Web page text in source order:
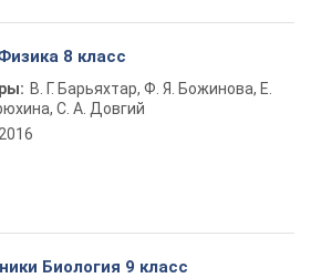
8 класс
В. Г. Барьяхтар, Ф. Я. Божинова, Е.
С. А. Довгий
2016
Биология 9 класс